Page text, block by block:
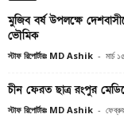
মুজিব বর্ষ উপলক্ষে
ভৌমিক
স্টাফ রিপোর্টারঃ MD Ashik - মার্চ
চীন ফেরত ছাত্র রংপুর
স্টাফ রিপোর্টারঃ MD Ashik -